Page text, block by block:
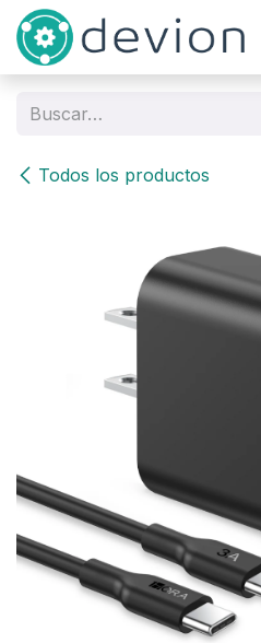
Ir al contenido
Todos los productos